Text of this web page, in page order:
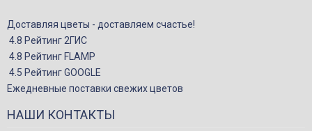
Букеты из ирисов
Букеты из лилий
Букеты из маттиолы
Букеты из подсолнухов
Букеты из ромашек
Доставляя цветы - доставляем счастье!
4.8 Рейтинг 2ГИС
4.8 Рейтинг FLAMP
4.5 Рейтинг GOOGLE
Ежедневные поставки свежих цветов
НАШИ КОНТАКТЫ